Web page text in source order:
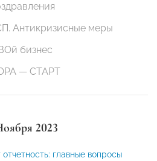
Антикризисные меры
бизнес
— СТАРТ
2023
главные вопросы